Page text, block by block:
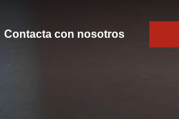
Contacta con nosotros